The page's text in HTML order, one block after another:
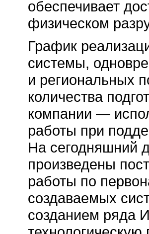
обеспечивает
физическом
График
системы,
и региональных
количества
компании —
работы при
На сегодняшний
произведены
работы по
создаваемых
созданием ряда